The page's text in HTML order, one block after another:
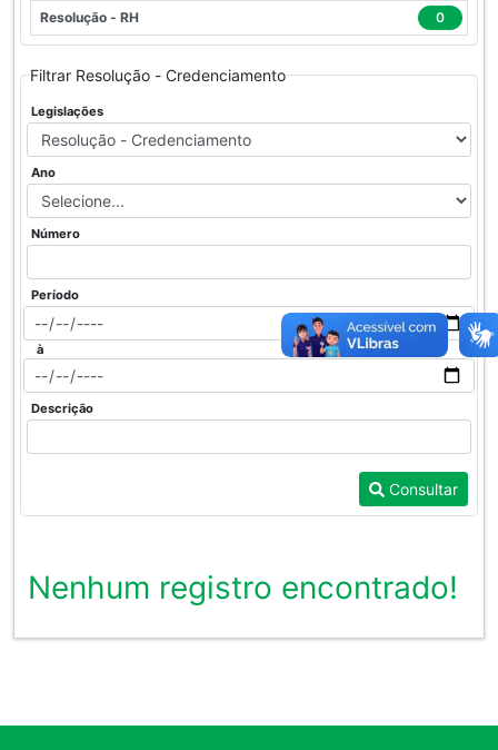
Resolução - RH 0
Filtrar Resolução - Credenciamento
Legislações
Ano
Número
Período
à
Descrição
Consultar
Nenhum registro encontrado!